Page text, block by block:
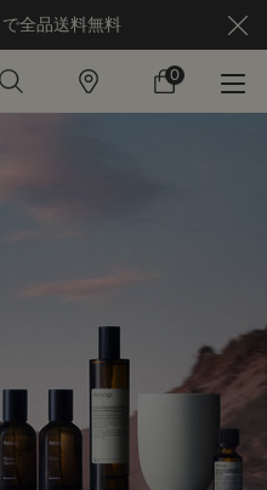
全品送料無料
店
カ
0
0 カート内の製